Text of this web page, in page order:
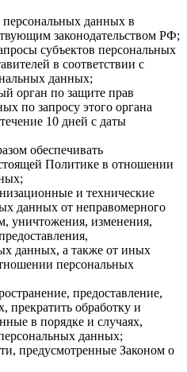
данных в
законодательством РФ;
субъектов персональных
в соответствии с
данных;
орган по защите прав
по запросу этого органа
10 дней с даты
обеспечивать
Политике в отношении
и технические
данных от неправомерного
уничтожения, изменения,
данных, а также от иных
персональных
предоставление,
прекратить обработку и
в порядке и случаях,
данных;
предусмотренные Законом о